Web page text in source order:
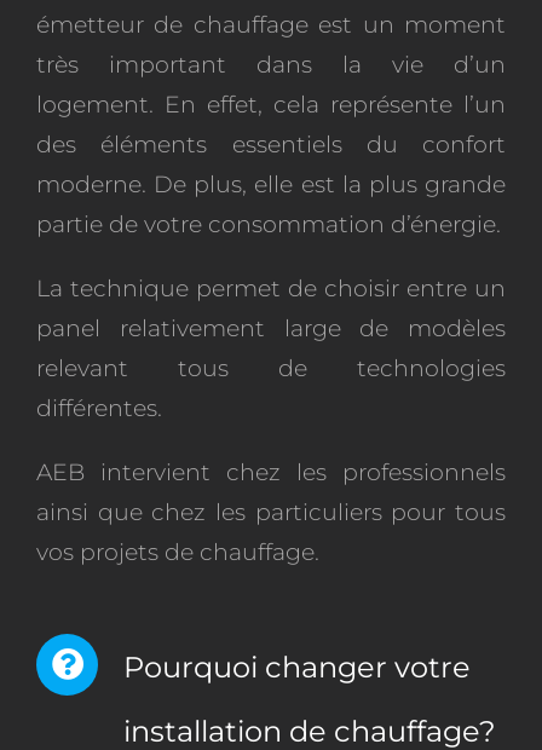
émetteur de chauffage est un moment
très important dans la vie d’un
logement. En effet, cela représente l’un
des éléments essentiels du confort
moderne. De plus, elle est la plus grande
partie de votre consommation d’énergie.
La technique permet de choisir entre un
panel relativement large de modèles
relevant tous de technologies
différentes.
AEB intervient chez les professionnels
ainsi que chez les particuliers pour tous
vos projets de chauffage.
Pourquoi changer votre
installation de chauffage?